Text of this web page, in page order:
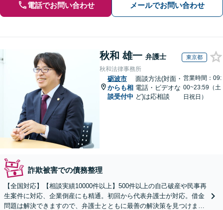
電話でお問い合わせ メールでお問い合わせ
秋和 雄一 弁護士 東京都
秋和法律事務所
砺波市
からも相
談受付中
面談方法(対面・
電話・ビデオな
ど)は応相談
営業時間：09:
00~23:59（土
日祝日）
詐欺被害での債務整理
【全国対応】【相談実績10000件以上】500件以上の自己破産や民事再
生案件に対応、企業倒産にも精通。初回から代表弁護士が対応。借金
問題は解決できますので、弁護士とともに最善の解決策を見つけまし